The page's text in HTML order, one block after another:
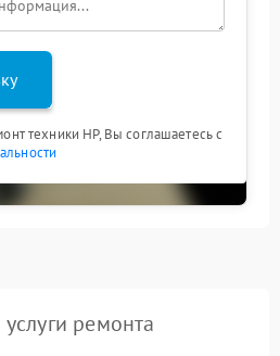
техники HP, Вы соглашаетесь с
ремонта